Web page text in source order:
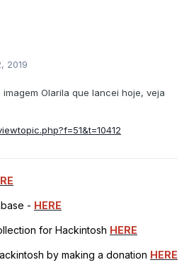
2019
Olarila que lancei hoje, veja
- HERE
for Hackintosh HERE
by making a donation HERE